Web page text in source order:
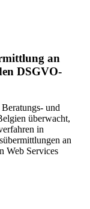
an
DSGVO-
und
überwacht,
in
an
Web Services